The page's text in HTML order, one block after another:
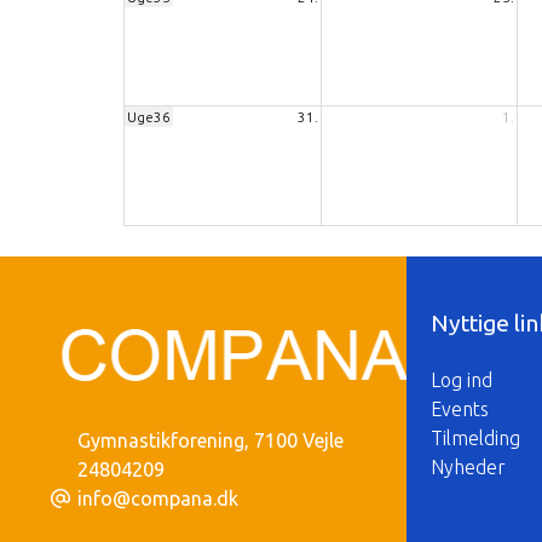
Uge36 31. 1.
Gymnastikforening, 7100 Vejle
24804209
info@compana.dk
Nyttige
Log ind
Events
Tilmelding
Nyheder